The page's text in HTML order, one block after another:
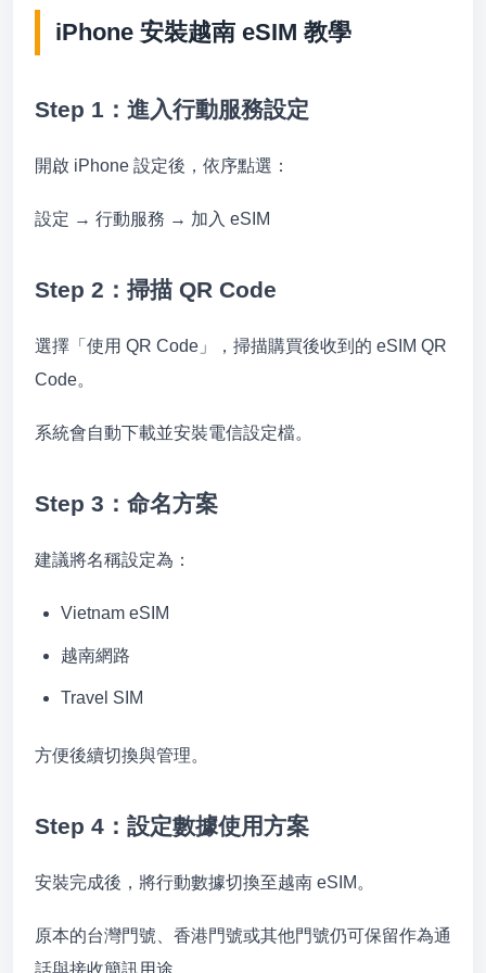
iPhone 安裝越南 eSIM 教學
Step 1：進入行動服務設定
開啟 iPhone 設定後，依序點選：
設定 → 行動服務 → 加入 eSIM
Step 2：掃描 QR Code
選擇「使用 QR Code」，掃描購買後收到的 eSIM QR
Code。
系統會自動下載並安裝電信設定檔。
Step 3：命名方案
建議將名稱設定為：
Vietnam eSIM
越南網路
Travel SIM
方便後續切換與管理。
Step 4：設定數據使用方案
安裝完成後，將行動數據切換至越南 eSIM。
原本的台灣門號、香港門號或其他門號仍可保留作為通
話與接收簡訊用途。